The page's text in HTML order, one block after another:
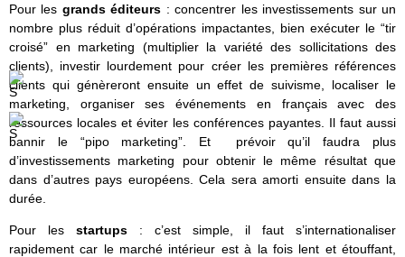
Pour les grands éditeurs : concentrer les investissements sur un
nombre plus réduit d’opérations impactantes, bien exécuter le “tir
croisé” en marketing (multiplier la variété des sollicitations des
clients), investir lourdement pour créer les premières références
clients qui génèreront ensuite un effet de suivisme, localiser le
marketing, organiser ses événements en français avec des
ressources locales et éviter les conférences payantes. Il faut aussi
bannir le “pipo marketing”. Et prévoir qu’il faudra plus
d’investissements marketing pour obtenir le même résultat que
dans d’autres pays européens. Cela sera amorti ensuite dans la
durée.
Pour les startups : c’est simple, il faut s’internationaliser
rapidement car le marché intérieur est à la fois lent et étouffant,